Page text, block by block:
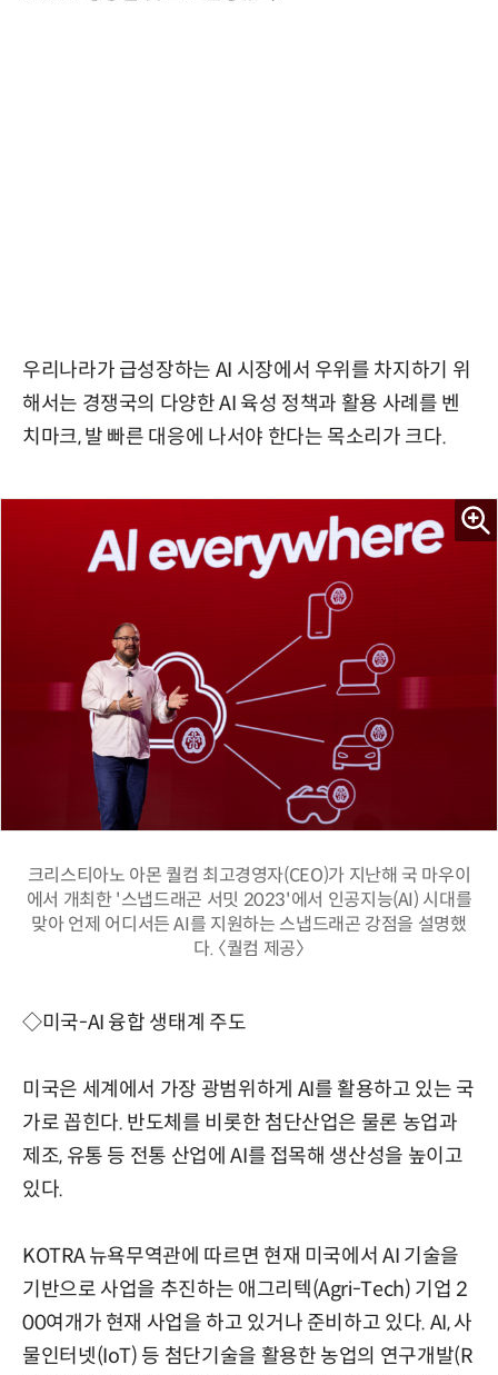
우리나라가 급성장하는 AI 시장에서 우위를 차지하기 위
해서는 경쟁국의 다양한 AI 육성 정책과 활용 사례를 벤
치마크, 발 빠른 대응에 나서야 한다는 목소리가 크다.
크리스티아노 아몬 퀄컴 최고경영자(CEO)가 지난해 국 마우이
에서 개최한 '스냅드래곤 서밋 2023'에서 인공지능(AI) 시대를
맞아 언제 어디서든 AI를 지원하는 스냅드래곤 강점을 설명했
다. 〈퀄컴 제공〉
◇미국-AI 융합 생태계 주도
미국은 세계에서 가장 광범위하게 AI를 활용하고 있는 국
가로 꼽힌다. 반도체를 비롯한 첨단산업은 물론 농업과
제조, 유통 등 전통 산업에 AI를 접목해 생산성을 높이고
있다.
KOTRA 뉴욕무역관에 따르면 현재 미국에서 AI 기술을
기반으로 사업을 추진하는 애그리텍(Agri-Tech) 기업 2
00여개가 현재 사업을 하고 있거나 준비하고 있다. AI, 사
물인터넷(IoT) 등 첨단기술을 활용한 농업의 연구개발(R